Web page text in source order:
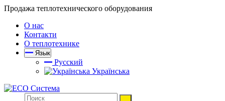
Продажа теплотехнического оборудования
О нас
Контакти
О теплотехнике
Язык
Русский
Українська